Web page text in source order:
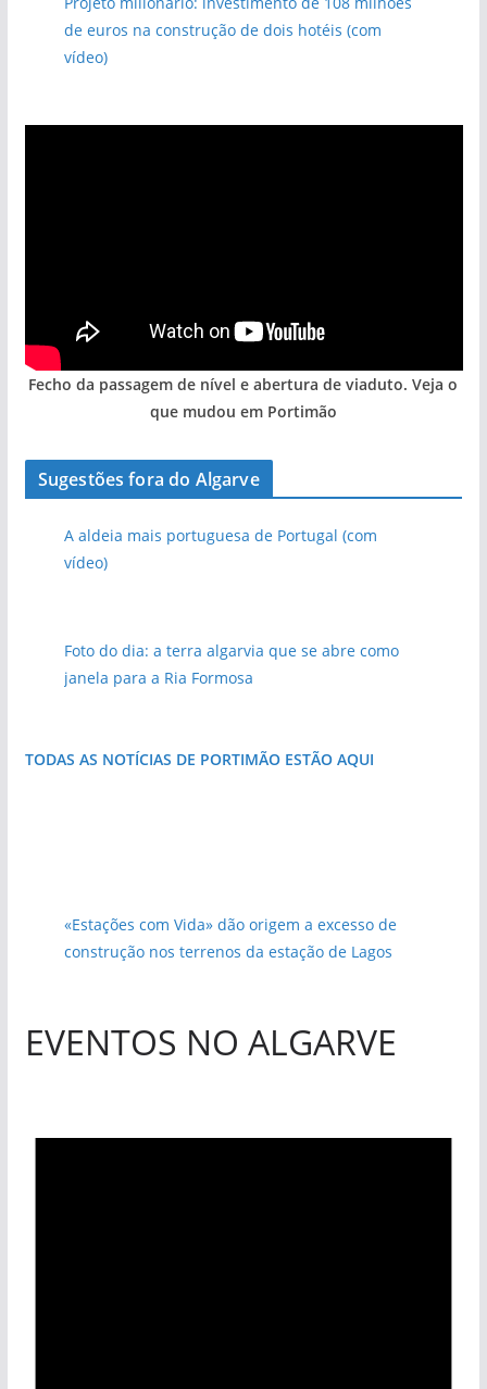
de euros na construção de dois hotéis (com
vídeo)
Fecho da passagem de nível e abertura de viaduto. Veja o
que mudou em Portimão
Sugestões fora do Algarve
A aldeia mais portuguesa de Portugal (com
vídeo)
Foto do dia: a terra algarvia que se abre como
janela para a Ria Formosa
TODAS AS NOTÍCIAS DE PORTIMÃO ESTÃO AQUI
«Estações com Vida» dão origem a excesso de
construção nos terrenos da estação de Lagos
EVENTOS NO ALGARVE